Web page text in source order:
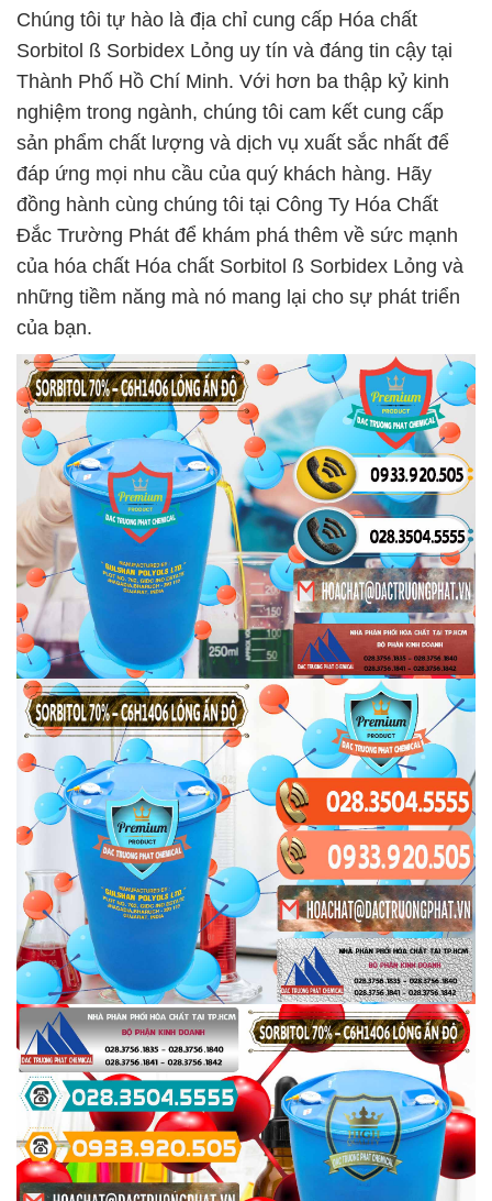
Chúng tôi tự hào là địa chỉ cung cấp Hóa chất
Sorbitol ß Sorbidex Lỏng uy tín và đáng tin cậy tại
Thành Phố Hồ Chí Minh. Với hơn ba thập kỷ kinh
nghiệm trong ngành, chúng tôi cam kết cung cấp
sản phẩm chất lượng và dịch vụ xuất sắc nhất để
đáp ứng mọi nhu cầu của quý khách hàng. Hãy
đồng hành cùng chúng tôi tại Công Ty Hóa Chất
Đắc Trường Phát để khám phá thêm về sức mạnh
của hóa chất Hóa chất Sorbitol ß Sorbidex Lỏng và
những tiềm năng mà nó mang lại cho sự phát triển
của bạn.